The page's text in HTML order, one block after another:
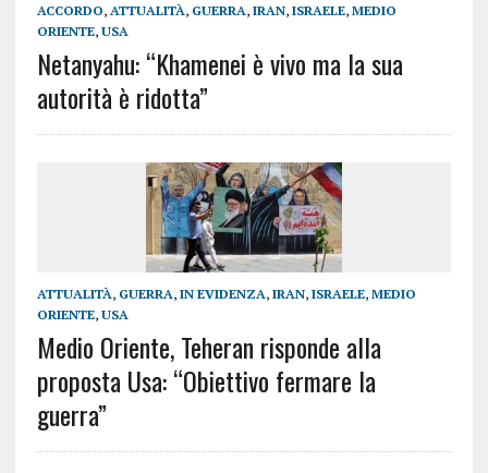
ACCORDO, ATTUALITÀ, GUERRA, IRAN, ISRAELE, MEDIO
ORIENTE, USA
Netanyahu: “Khamenei è vivo ma la sua
autorità è ridotta”
ATTUALITÀ, GUERRA, IN EVIDENZA, IRAN, ISRAELE, MEDIO
ORIENTE, USA
Medio Oriente, Teheran risponde alla
proposta Usa: “Obiettivo fermare la
guerra”